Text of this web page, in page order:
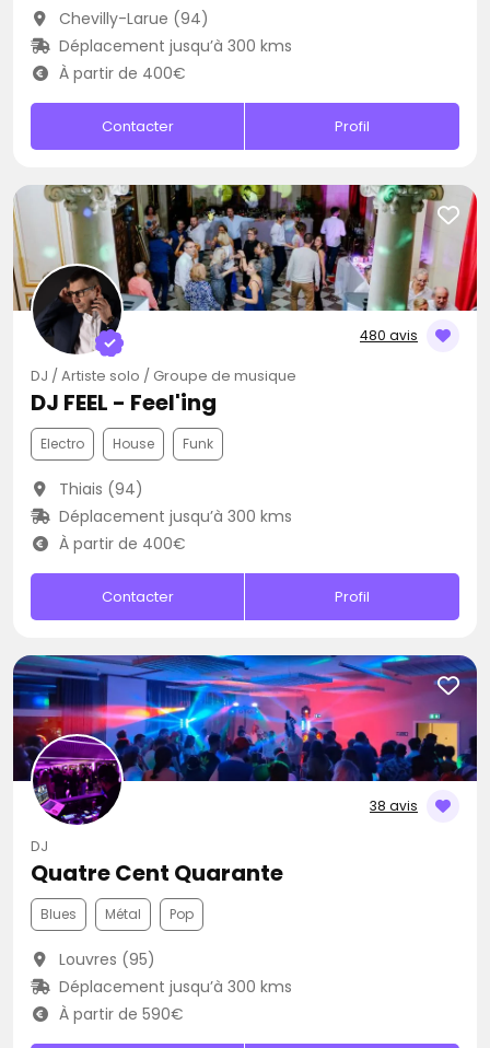
Chevilly-Larue (94)
Déplacement jusqu’à 300 kms
À partir de 400€
Contacter Profil
480 avis
DJ / Artiste solo / Groupe de musique
DJ FEEL - Feel'ing
Electro House Funk
Thiais (94)
Déplacement jusqu’à 300 kms
À partir de 400€
Contacter Profil
38 avis
DJ
Quatre Cent Quarante
Blues Métal Pop
Louvres (95)
Déplacement jusqu’à 300 kms
À partir de 590€